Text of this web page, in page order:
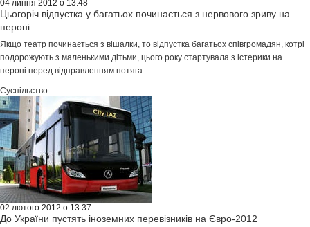
04 липня 2012 о 13:48
Цьогоріч відпустка у багатьох починається з нервового зриву на
пероні
Якщо театр починається з вішалки, то відпустка багатьох співгромадян, котрі
подорожують з маленькими дітьми, цього року стартувала з істерики на
пероні перед відправленням потяга...
Суспільство
02 лютого 2012 о 13:37
До України пустять іноземних перевізників на Євро-2012